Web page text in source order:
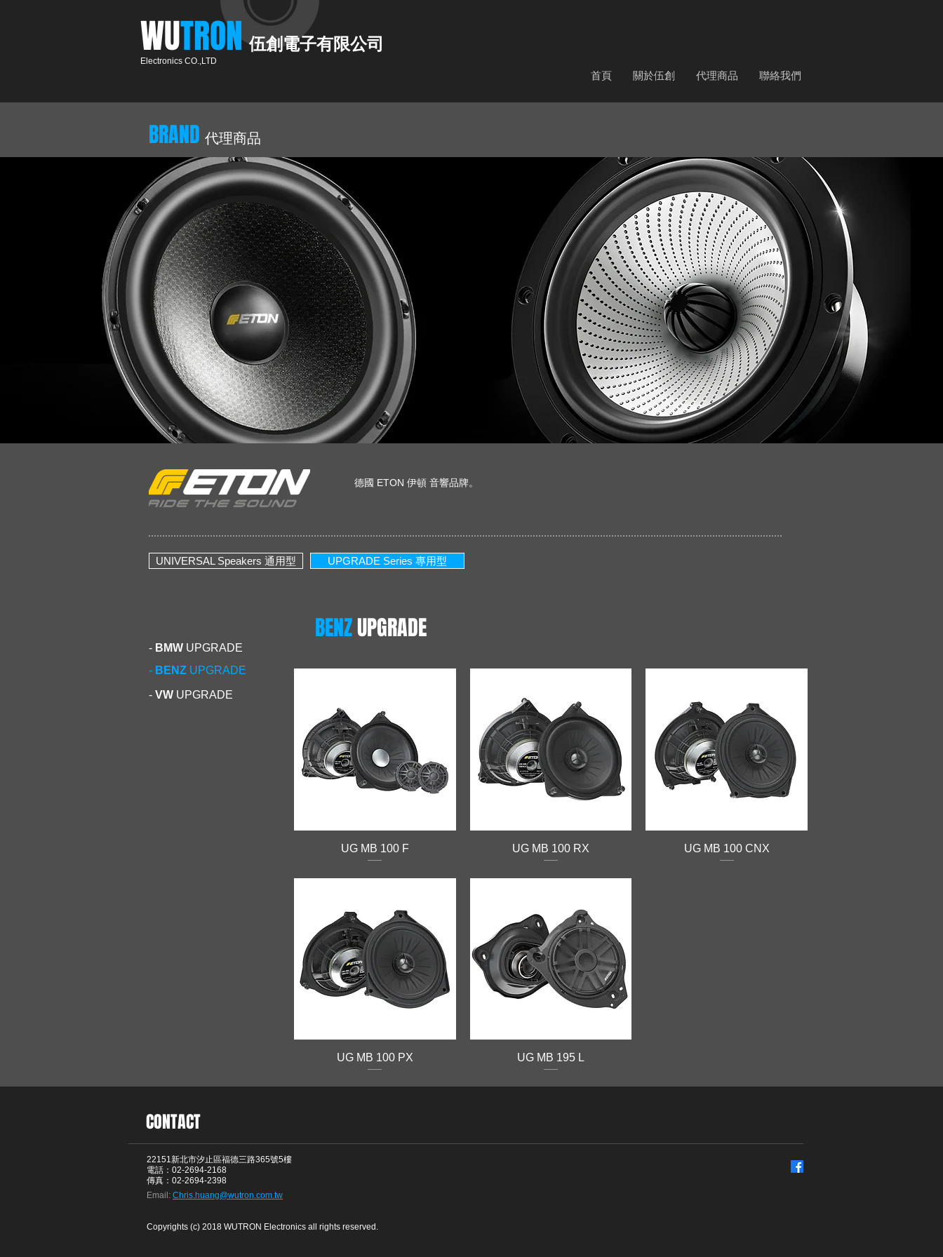
​WUTRON​​
Electronics CO.,LTD
伍創電子有限公司
首頁 關於伍創 代理商品 聯絡我們
BRAND 代理商品
德國 ETON 伊頓 音響品牌。
UNIVERSAL Speakers 通用型 UPGRADE Series 專用型
- BMW UPGRADE
- BENZ UPGRADE
- VW UPGRADE
BENZUPGRADE
UG MB 100 F UG MB 100 RX UG MB 100 CNX
UG MB 100 PX UG MB 195 L
CONTACT
22151新北市汐止區福德三路365號5樓
電話：02-2694-2168
傳真：02-2694-2398
Email: Chris.huang@wutron.com.tw
Copyrights (c) 2018 WUTRON Electronics all rights reserved.